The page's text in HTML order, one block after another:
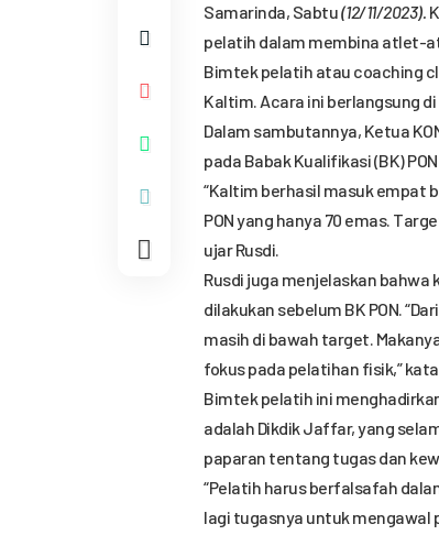
Samarinda, Sabtu(12/11/2023).
pelatih dalam membina atlet-
Bimtek pelatih atau coaching
Kaltim. Acara ini berlangsung
Dalam sambutannya, Ketua
pada Babak Kualifikasi (BK)
“Kaltim berhasil masuk empat
PON yang hanya 70 emas.
ujar Rusdi.
Rusdi juga menjelaskan
dilakukan sebelum BK PON.
masih di bawah target.
fokus pada pelatihan fisik,”
Bimtek pelatih ini
adalah Dikdik Jaffar, yang
paparan tentang tugas dan
“Pelatih harus berfalsafah
lagi tugasnya untuk mengawal